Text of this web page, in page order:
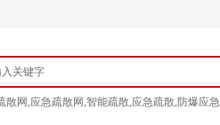
散网,应急疏散网,智能疏散,应急疏散,防爆应